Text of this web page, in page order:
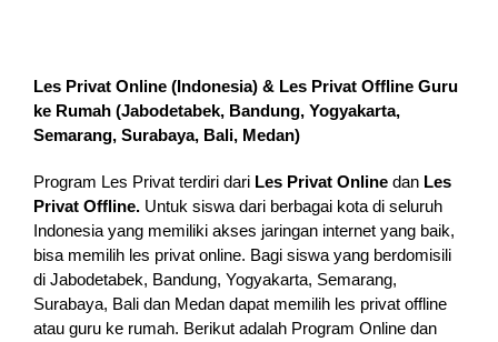
Les Privat Online (Indonesia) & Les Privat Offline Guru
ke Rumah (Jabodetabek, Bandung, Yogyakarta,
Semarang, Surabaya, Bali, Medan)
Program Les Privat terdiri dari Les Privat Online dan Les
Privat Offline. Untuk siswa dari berbagai kota di seluruh
Indonesia yang memiliki akses jaringan internet yang baik,
bisa memilih les privat online. Bagi siswa yang berdomisili
di Jabodetabek, Bandung, Yogyakarta, Semarang,
Surabaya, Bali dan Medan dapat memilih les privat offline
atau guru ke rumah. Berikut adalah Program Online dan